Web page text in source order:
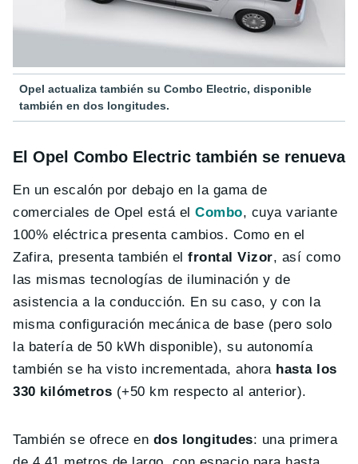
Opel actualiza también su Combo Electric, disponible
también en dos longitudes.
El Opel Combo Electric también se renueva
En un escalón por debajo en la gama de
comerciales de Opel está elCombo, cuya variante
100% eléctrica presenta cambios. Como en el
Zafira, presenta también elfrontal Vizor, así como
las mismas tecnologías de iluminación y de
asistencia a la conducción. En su caso, y con la
misma configuración mecánica de base (pero solo
la batería de 50 kWh disponible), su autonomía
también se ha visto incrementada, ahora hasta los
330 kilómetros (+50 km respecto al anterior).
También se ofrece en dos longitudes: una primera